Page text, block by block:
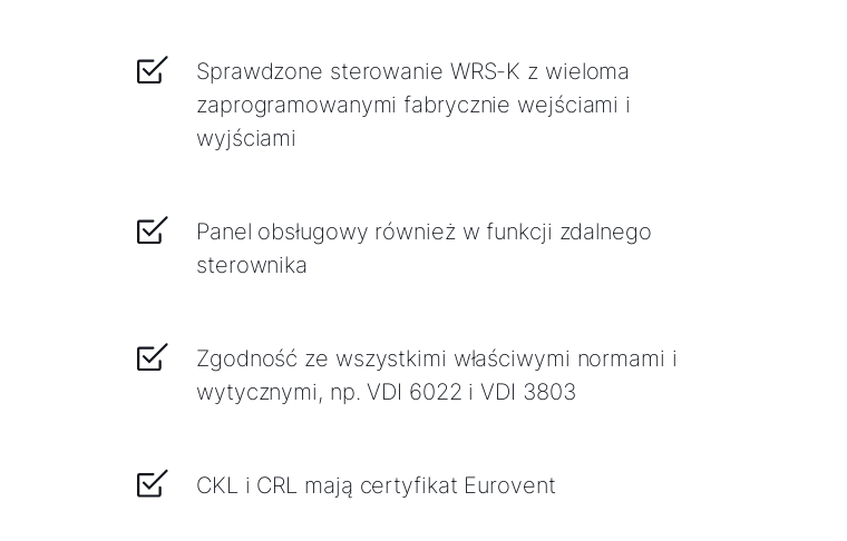
Sprawdzone sterowanie WRS-K z wieloma
zaprogramowanymi fabrycznie wejściami i
wyjściami
Panel obsługowy również w funkcji zdalnego
sterownika
Zgodność ze wszystkimi właściwymi normami i
wytycznymi, np. VDI 6022 i VDI 3803
CKL i CRL mają certyfikat Eurovent